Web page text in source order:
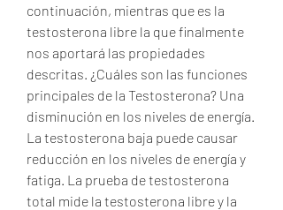
continuación, mientras que es la
testosterona libre la que finalmente
nos aportará las propiedades
descritas. ¿Cuáles son las funciones
principales de la Testosterona? Una
disminución en los niveles de energía.
La testosterona baja puede causar
reducción en los niveles de energía y
fatiga. La prueba de testosterona
total mide la testosterona libre y la